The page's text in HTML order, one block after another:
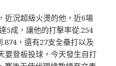
近況超級火燙的他，近6場
5成，讓他的打擊率從.254
，還有27支全壘打以及
要登板投球，今天發生自打